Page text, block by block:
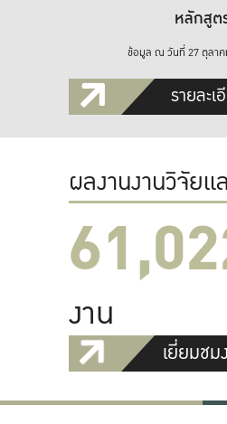
หลักสูต
ข้อมูล ณ วันที่ 27 ตุลา
รายละ
ผลงานงานวิจัย
งาน
เยี่ยมช